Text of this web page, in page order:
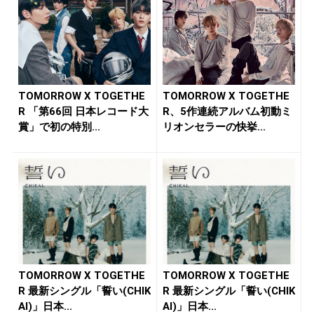
TOMORROW X TOGETHE
R 「第66回 日本レコード大
賞」で初の特別...
TOMORROW X TOGETHE
R、5作連続アルバム初動ミ
リオンセラーの快挙...
TOMORROW X TOGETHE
R 最新シングル「誓い(CHIK
AI)」日本...
TOMORROW X TOGETHE
R 最新シングル「誓い(CHIK
AI)」日本...